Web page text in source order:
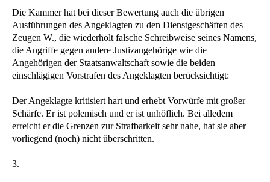
Die Kammer hat bei dieser Bewertung auch die übrigen
Ausführungen des Angeklagten zu den Dienstgeschäften des
Zeugen W., die wiederholt falsche Schreibweise seines Namens,
die Angriffe gegen andere Justizangehörige wie die
Angehörigen der Staatsanwaltschaft sowie die beiden
einschlägigen Vorstrafen des Angeklagten berücksichtigt:
Der Angeklagte kritisiert hart und erhebt Vorwürfe mit großer
Schärfe. Er ist polemisch und er ist unhöflich. Bei alledem
erreicht er die Grenzen zur Strafbarkeit sehr nahe, hat sie aber
vorliegend (noch) nicht überschritten.
3.